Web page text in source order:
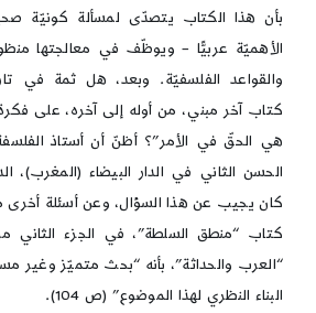
بأن هذا الكتاب يتصدّى لمسألة كونيّة
الأهميّة عربيًّا – ويوظّف في معالجتها
والقواعد الفلسفيّة. وبعد، هل ثمة في
كتاب آخر مبني، من أوله إلى آخره، على
هي الحقّ في الأمر”؟ أظنّ أن أستاذ
الحسن الثاني في الدار البيضاء (المغرب)،
كان يجيب عن هذا السؤال، وعن أسئلة أخرى
كتاب “منطق السلطة”، في الجزء الثاني
“العرب والحداثة”، بأنه “بحث متميّز
البناء النظري لهذا الموضوع” (ص 104).